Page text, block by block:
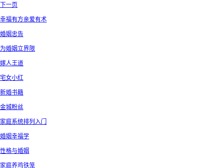
下一页
幸福有方亲爱有术
婚姻忠告
为婚姻立界限
嫁人王道
宅女小红
新婚书籍
金城粉丝
家庭系统排列入门
婚姻幸福学
性格与婚姻
家庭养鸡铁笼